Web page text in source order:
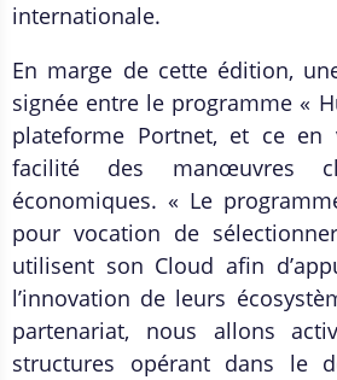
internationale.
En marge de cette édition,
signée entre le programme «
plateforme Portnet, et ce en
facilité des manœuvres
économiques. « Le
pour vocation de
utilisent son Cloud afin
l’innovation de leurs
partenariat, nous allons
structures opérant dans le